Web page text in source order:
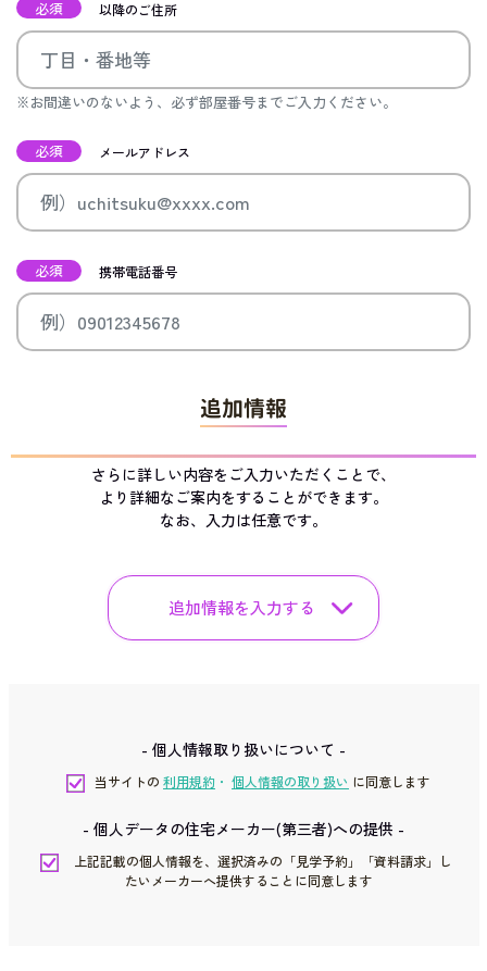
必須 以降のご住所
※お間違いのないよう、必ず部屋番号までご入力ください。
必須 メールアドレス
必須 携帯電話番号
追加情報
さらに詳しい内容をご入力いただくことで、
より詳細なご案内をすることができます。
なお、入力は任意です。
追加情報を入力する
- 個人情報取り扱いについて -
当サイトの 利用規約 ・ 個人情報の取り扱い に同意します
- 個人データの住宅メーカー(第三者)への提供 -
上記記載の個人情報を、選択済みの「見学予約」「資料請求」し
たいメーカーへ提供することに同意します